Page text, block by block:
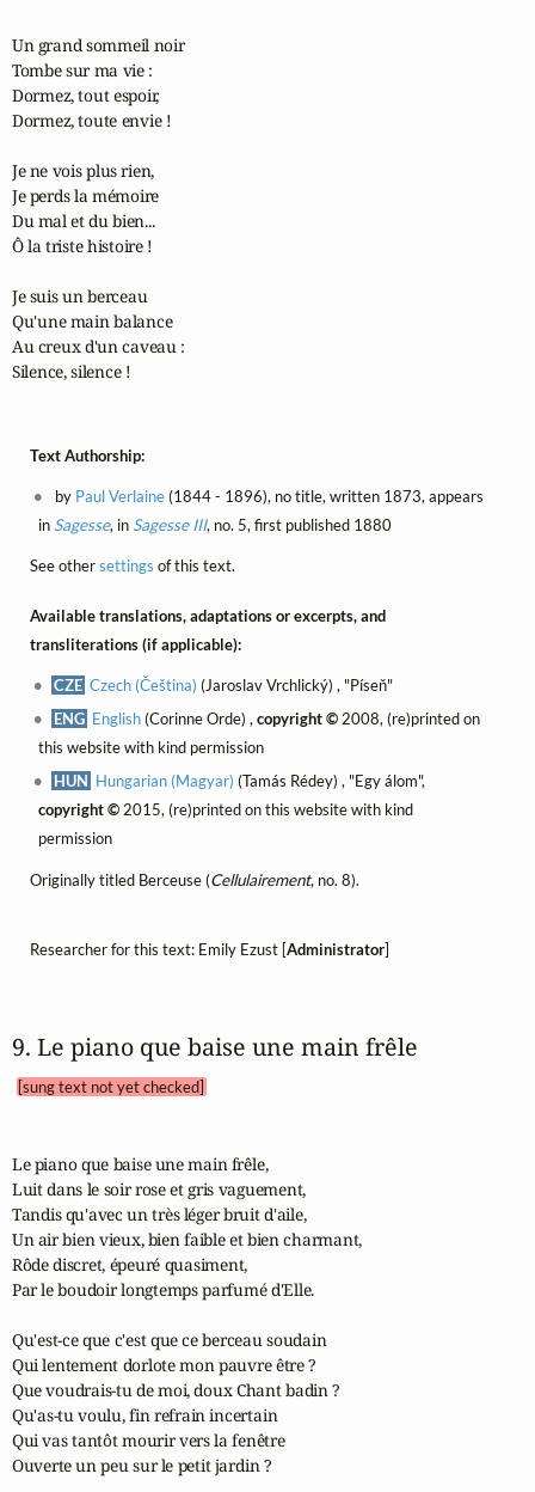
Un grand sommeil noir
Tombe sur ma vie :
Dormez, tout espoir,
Dormez, toute envie !
Je ne vois plus rien,
Je perds la mémoire
Du mal et du bien...
Ô la triste histoire !
Je suis un berceau
Qu'une main balance
Au creux d'un caveau :
Silence, silence !
Text Authorship:
by Paul Verlaine(1844 - 1896), no title, written 1873, appears
in Sagesse, in Sagesse III, no. 5, first published 1880
See othersettings of this text.
Available translations, adaptations or excerpts, and
transliterations (if applicable):
CZE Czech (Čeština) (Jaroslav Vrchlický) , "Píseň"
ENG English(Corinne Orde) ,copyright ©2008, (re)printed on
this website with kind permission
HUN Hungarian (Magyar) (Tamás Rédey) , "Egy álom",
copyright ©2015, (re)printed on this website with kind
permission
Originally titled Berceuse (Cellulairement, no. 8).
Researcher for this text: Emily Ezust [Administrator]
9. Le piano que baise une main frêle
[sung text not yet checked]
Le piano que baise une main frêle,
Luit dans le soir rose et gris vaguement,
Tandis qu'avec un très léger bruit d'aile,
Un air bien vieux, bien faible et bien charmant,
Rôde discret, épeuré quasiment,
Par le boudoir longtemps parfumé d'Elle.
Qu'est-ce que c'est que ce berceau soudain
Qui lentement dorlote mon pauvre être ?
Que voudrais-tu de moi, doux Chant badin ?
Qu'as-tu voulu, fin refrain incertain
Qui vas tantôt mourir vers la fenêtre
Ouverte un peu sur le petit jardin ?